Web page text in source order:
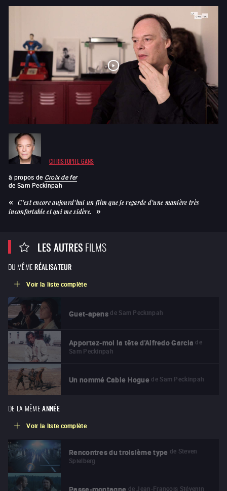
CHRISTOPHE GANS
à propos de Croix de fer
de Sam Peckinpah
C’est encore aujourd’hui un film que je regarde d’une manière très
inconfortable et qui me sidère.
LES AUTRESFILMS
DU MÊME RÉALISATEUR
Voir la liste complète
Guet-apens de Sam Peckinpah
Apportez-moi la tête d'Alfredo Garcia de
Sam Peckinpah
Un nommé Cable Hogue de Sam Peckinpah
DE LA MÊME ANNÉE
Voir la liste complète
Rencontres du troisième type de Steven
Spielberg
de Jean-François Stévenin